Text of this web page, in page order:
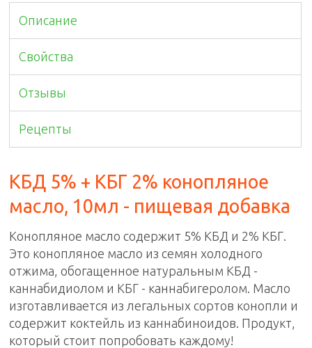
Описание
Свойства
Отзывы
Рецепты
КБД 5% + КБГ 2% конопляное
масло, 10мл - пищевая добавка
Конопляное масло содержит 5% КБД и 2% КБГ.
Это конопляное масло из семян холодного
отжима, обогащенное натуральным КБД -
каннабидиолом и КБГ - каннабигеролом. Масло
изготавливается из легальных сортов конопли и
содержит коктейль из каннабиноидов. Продукт,
который стоит попробовать каждому!